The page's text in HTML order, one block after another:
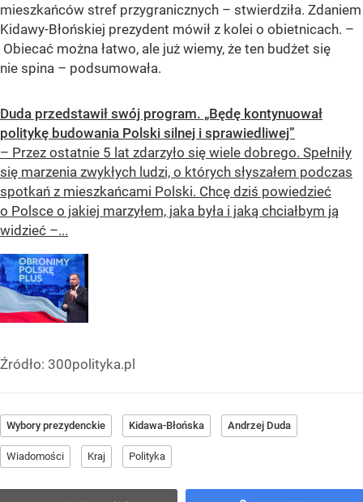
mieszkańców stref przygranicznych – stwierdziła. Zdaniem
Kidawy-Błońskiej prezydent mówił z kolei o obietnicach. –
Obiecać można łatwo, ale już wiemy, że ten budżet się
nie spina – podsumowała.
Duda przedstawił swój program. „Będę kontynuował
politykę budowania Polski silnej i sprawiedliwej”
– Przez ostatnie 5 lat zdarzyło się wiele dobrego. Spełniły
się marzenia zwykłych ludzi, o których słyszałem podczas
spotkań z mieszkańcami Polski. Chcę dziś powiedzieć
o Polsce o jakiej marzyłem, jaka była i jaką chciałbym ją
widzieć –...
Źródło: 300polityka.pl
Wybory prezydenckie Kidawa-Błońska Andrzej Duda
Wiadomości Kraj Polityka